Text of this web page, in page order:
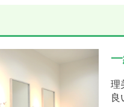
理
良